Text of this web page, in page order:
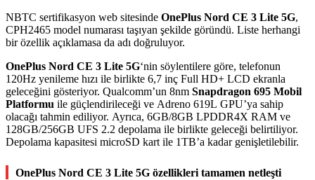
NBTC sertifikasyon web sitesinde OnePlus Nord CE 3 Lite 5G,
CPH2465 model numarası taşıyan şekilde göründü. Liste herhangi
bir özellik açıklamasa da adı doğruluyor.
OnePlus Nord CE 3 Lite 5G‘nin söylentilere göre, telefonun
120Hz yenileme hızı ile birlikte 6,7 inç Full HD+ LCD ekranla
geleceğini gösteriyor. Qualcomm’un 8nm Snapdragon 695 Mobil
Platformu ile güçlendirileceği ve Adreno 619L GPU’ya sahip
olacağı tahmin ediliyor. Ayrıca, 6GB/8GB LPDDR4X RAM ve
128GB/256GB UFS 2.2 depolama ile birlikte geleceği belirtiliyor.
Depolama kapasitesi microSD kart ile 1TB’a kadar genişletilebilir.
OnePlus Nord CE 3 Lite 5G özellikleri tamamen netleşti